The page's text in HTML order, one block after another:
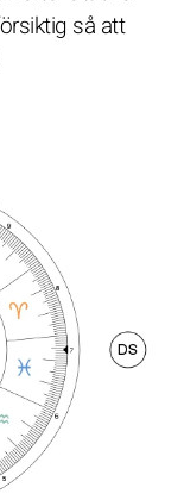
så att